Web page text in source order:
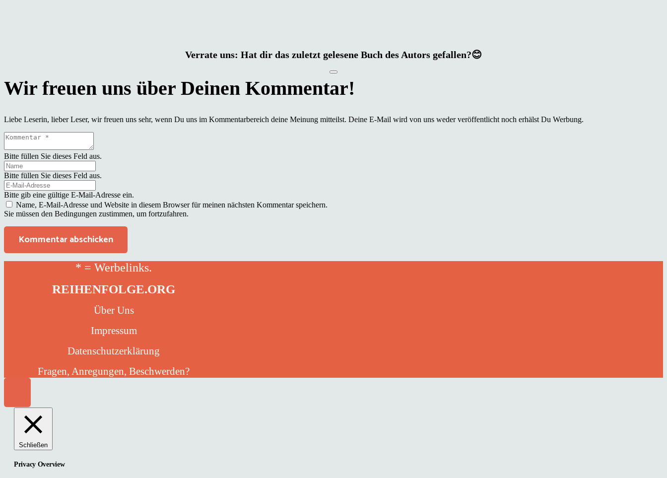
Verrate uns: Hat dir das zuletzt gelesene Buch des Autors gefallen?😊
Liebe Leserin, lieber Leser, wir freuen uns sehr, wenn Du uns im Kommentarbereich deine Meinung mitteilst. Deine E-Mail wird von uns weder veröffentlicht noch erhälst Du Werbung.
Bitte füllen Sie dieses Feld aus.
Bitte füllen Sie dieses Feld aus.
Bitte gib eine gültige E-Mail-Adresse ein.
Name, E-Mail-Adresse und Website in diesem Browser für meinen nächsten Kommentar speichern.
Sie müssen den Bedingungen zustimmen, um fortzufahren.
Kommentar abschicken
* = Werbelinks.
REIHENFOLGE.ORG
Über Uns
Impressum
Datenschutzerklärung
Fragen, Anregungen, Beschwerden?
Schließen
Privacy Overview